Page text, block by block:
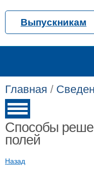
Выпускникам
Главная /
Способы
полей
Назад